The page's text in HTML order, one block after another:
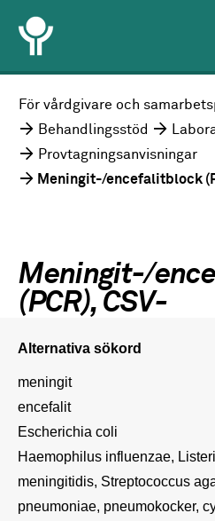
För vårdgivare och
Behandlingsstöd
Provtagningsanvisningar
Meningit-/encefalitblock
Meningit-/
(PCR), CSV-
Alternativa sökord
meningit
encefalit
Escherichia coli
Haemophilus influenzae,
meningitidis, Streptococcus
pneumoniae, pneumokocker,